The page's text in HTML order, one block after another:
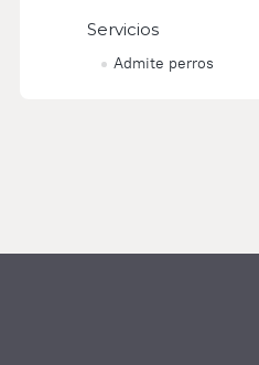
Servicios
Admite perros